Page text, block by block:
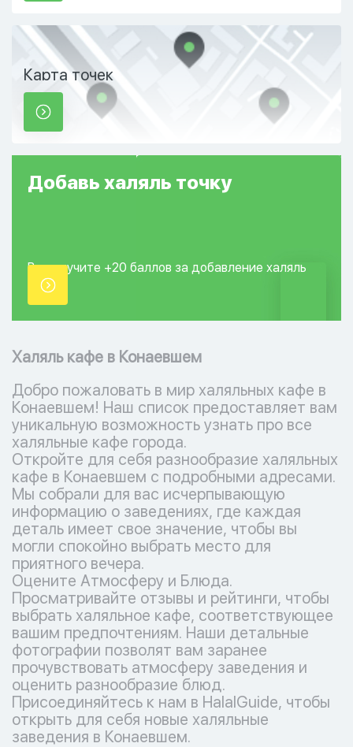
Карта точек
Добавь халяль точку
Вы получите +20 баллов за добавление халяль
точки.
Халяль кафе в Конаевшем
Добро пожаловать в мир халяльных кафе в
Конаевшем! Наш список предоставляет вам
уникальную возможность узнать про все
халяльные кафе города.
Откройте для себя разнообразие халяльных
кафе в Конаевшем с подробными адресами.
Мы собрали для вас исчерпывающую
информацию о заведениях, где каждая
деталь имеет свое значение, чтобы вы
могли спокойно выбрать место для
приятного вечера.
Оцените Атмосферу и Блюда.
Просматривайте отзывы и рейтинги, чтобы
выбрать халяльное кафе, соответствующее
вашим предпочтениям. Наши детальные
фотографии позволят вам заранее
прочувствовать атмосферу заведения и
оценить разнообразие блюд.
Присоединяйтесь к нам в HalalGuide, чтобы
открыть для себя новые халяльные
заведения в Конаевшем.